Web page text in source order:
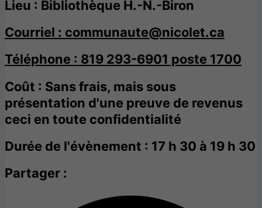
Lieu : Bibliothèque H.-N.-Biron
Courriel : communaute@nicolet.ca
Téléphone : 819 293-6901 poste 1700
Coût : Sans frais, mais sous
présentation d'une preuve de revenus
ceci en toute confidentialité
Durée de l'évènement : 17 h 30 à 19 h 30
Partager :